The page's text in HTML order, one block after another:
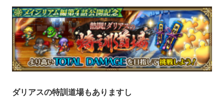
ダリアスの特訓道場もありますし